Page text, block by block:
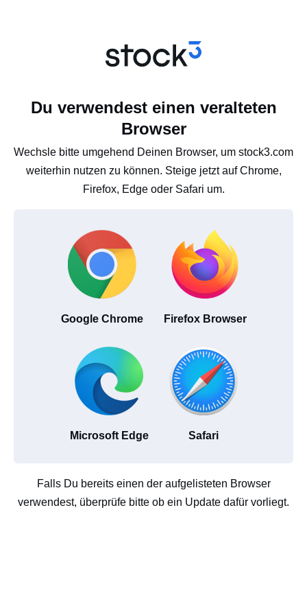
Du verwendest einen veralteten
Browser
Wechsle bitte umgehend Deinen Browser, um stock3.com
weiterhin nutzen zu können. Steige jetzt auf Chrome,
Firefox, Edge oder Safari um.
Google Chrome Firefox Browser
Microsoft Edge Safari
Falls Du bereits einen der aufgelisteten Browser
verwendest, überprüfe bitte ob ein Update dafür vorliegt.